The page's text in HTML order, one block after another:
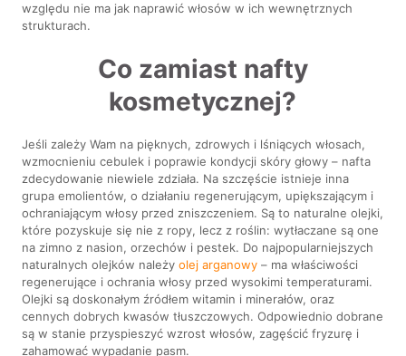
względu nie ma jak naprawić włosów w ich wewnętrznych
strukturach.
Co zamiast nafty
kosmetycznej?
Jeśli zależy Wam na pięknych, zdrowych i lśniących włosach,
wzmocnieniu cebulek i poprawie kondycji skóry głowy – nafta
zdecydowanie niewiele zdziała. Na szczęście istnieje inna
grupa emolientów, o działaniu regenerującym, upiększającym i
ochraniającym włosy przed zniszczeniem. Są to naturalne olejki,
które pozyskuje się nie z ropy, lecz z roślin: wytłaczane są one
na zimno z nasion, orzechów i pestek. Do najpopularniejszych
naturalnych olejków należyolej arganowy – ma właściwości
regenerujące i ochrania włosy przed wysokimi temperaturami.
Olejki są doskonałym źródłem witamin i minerałów, oraz
cennych dobrych kwasów tłuszczowych. Odpowiednio dobrane
są w stanie przyspieszyć wzrost włosów, zagęścić fryzurę i
zahamować wypadanie pasm.